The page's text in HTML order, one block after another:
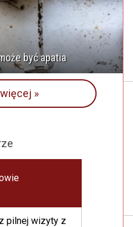
być apatia
»
pilnej wizyty z